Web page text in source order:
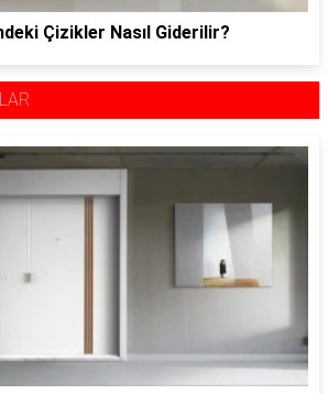
Çizikler Nasıl Giderilir?